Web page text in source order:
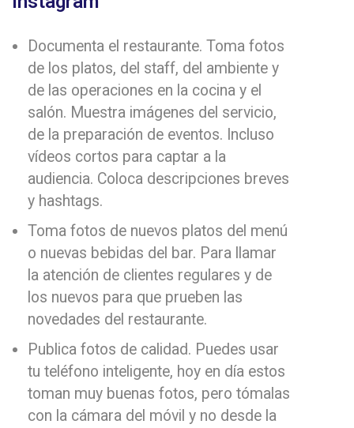
Documenta el restaurante. Toma fotos
de los platos, del staff, del ambiente y
de las operaciones en la cocina y el
salón. Muestra imágenes del servicio,
de la preparación de eventos. Incluso
vídeos cortos para captar a la
audiencia. Coloca descripciones breves
y hashtags.
Toma fotos de nuevos platos del menú
o nuevas bebidas del bar. Para llamar
la atención de clientes regulares y de
los nuevos para que prueben las
novedades del restaurante.
Publica fotos de calidad. Puedes usar
tu teléfono inteligente, hoy en día estos
toman muy buenas fotos, pero tómalas
con la cámara del móvil y no desde la